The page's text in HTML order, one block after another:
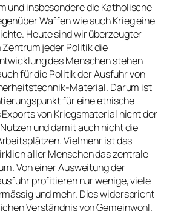
und insbesondere die Katholische
Waffen wie auch Krieg eine
Heute sind wir überzeugter
Zentrum jeder Politik die
des Menschen stehen
für die Politik der Ausfuhr von
Material. Darum ist
für eine ethische
von Kriegsmaterial nicht der
und damit auch nicht die
Vielmehr ist das
aller Menschen das zentrale
Von einer Ausweitung der
profitieren nur wenige, viele
und mehr. Dies widerspricht
Verständnis von Gemeinwohl.